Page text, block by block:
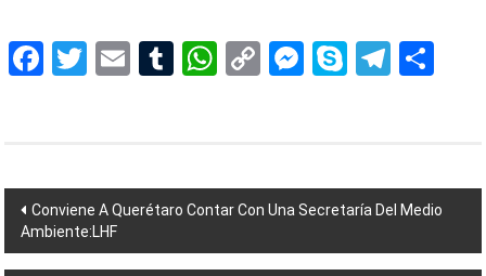
Facebook
Twitter
EmailTumblr
WhatsApp
CopyMessenger
Skype
Navegación
de
Conviene A Querétaro Contar Con Una Secretaría Del Medio
Ambiente:LHF